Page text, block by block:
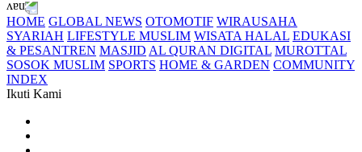
HOME GLOBAL NEWS OTOMOTIF WIRAUSAHA
SYARIAH LIFESTYLE MUSLIM WISATA HALAL EDUKASI
& PESANTREN MASJID AL QURAN DIGITAL MUROTTAL
SOSOK MUSLIM SPORTS HOME & GARDEN COMMUNITY
INDEX
Ikuti Kami